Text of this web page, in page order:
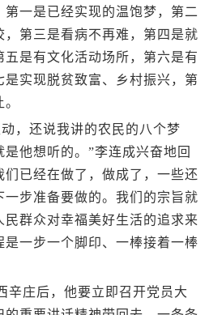
一是已经实现的温饱梦，第二
，第三是看病不再难，第四是就
是有文化活动场所，第六是有
实现脱贫致富、乡村振兴，第
，还说我讲的农民的八个梦
他想听的。”李连成兴奋地回
已经在做了，做成了，一些还
步准备要做的。我们的宗旨就
民群众对幸福美好生活的追求来
是一步一个脚印、一棒接着一棒
辛庄后，他要立即召开党员大